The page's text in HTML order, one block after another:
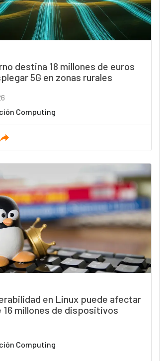
destina 18 millones de euros
5G en zonas rurales
Computing
en Linux puede afectar
16 millones de dispositivos
Computing